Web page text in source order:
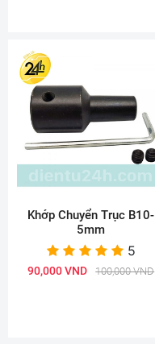
Khớp Chuyển Trục B10-
5mm
5
90,000 VND 100,000 VND